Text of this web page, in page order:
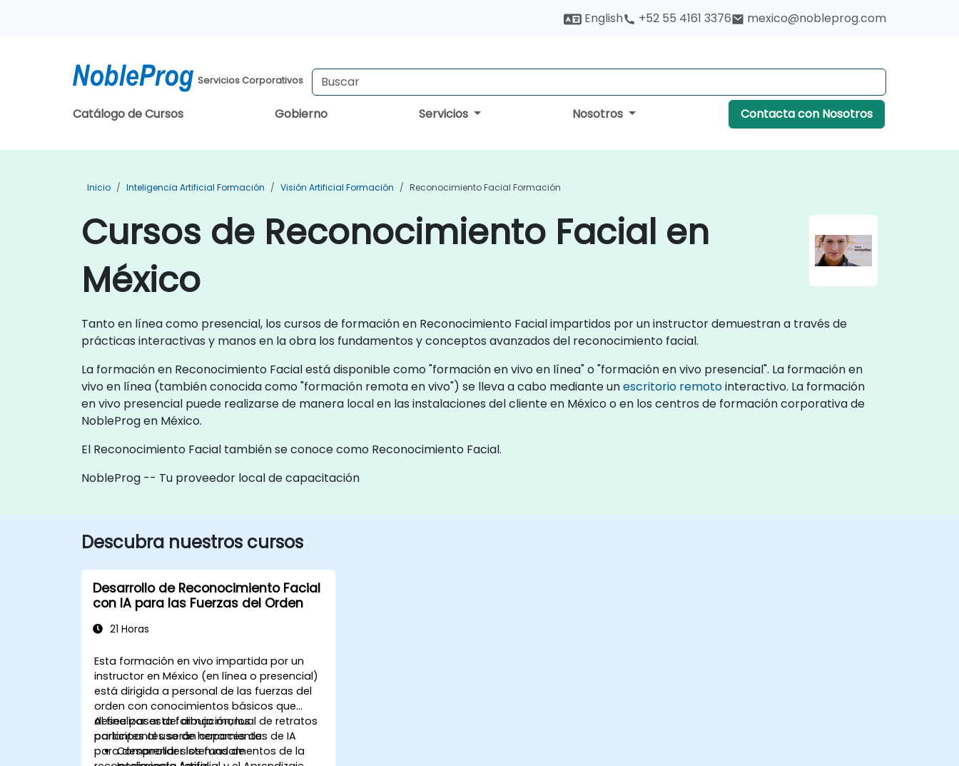
English +52 55 4161 3376 mexico@nobleprog.com
Servicios Corporativos
Catálogo de Cursos Gobierno Servicios Nosotros Contacta con Nosotros
Inicio Inteligencia Artificial Formación Visión Artificial Formación Reconocimiento Facial Formación
Cursos de Reconocimiento Facial en
México
Tanto en línea como presencial, los cursos de formación en Reconocimiento Facial impartidos por un instructor demuestran a través de
prácticas interactivas y manos en la obra los fundamentos y conceptos avanzados del reconocimiento facial.
La formación en Reconocimiento Facial está disponible como "formación en vivo en línea" o "formación en vivo presencial". La formación en
vivo en línea (también conocida como "formación remota en vivo") se lleva a cabo mediante unescritorio remotointeractivo. La formación
en vivo presencial puede realizarse de manera local en las instalaciones del cliente en México o en los centros de formación corporativa de
NobleProg en México.
El Reconocimiento Facial también se conoce como Reconocimiento Facial.
NobleProg -- Tu proveedor local de capacitación
Descubra nuestros cursos
Desarrollo de Reconocimiento Facial
con IA para las Fuerzas del Orden
21 Horas
Esta formación en vivo impartida por un
instructor en México (en línea o presencial)
está dirigida a personal de las fuerzas del
orden con conocimientos básicos que
desee pasar del dibujo manual de retratos
parlantes al uso de herramientas de IA
para desarrollar sistemas de
Al finalizar esta formación, los
participantes serán capaces de:
Comprender los fundamentos de la